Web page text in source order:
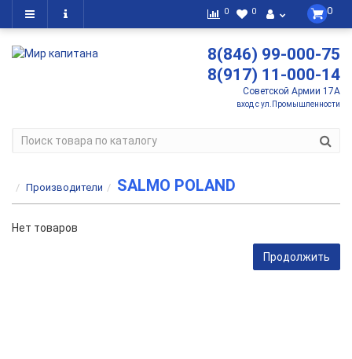
0
0 0
8(846) 99-000-75
8(917) 11-000-14
Советской Армии 17А
вход с ул.Промышленности
Производители SALMO POLAND
Нет товаров
Продолжить